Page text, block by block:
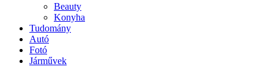
Beauty
Konyha
Tudomány
Autó
Fotó
Járművek